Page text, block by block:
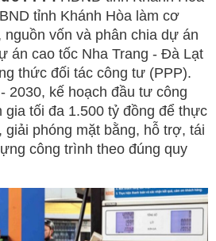
tỉnh Khánh Hòa làm cơ
nguồn vốn và phân chia dự án
án cao tốc Nha Trang - Đà Lạt
thức đối tác công tư (PPP).
2030, kế hoạch đầu tư công
gia tối đa 1.500 tỷ đồng để thực
phóng mặt bằng, hỗ trợ, tái
công trình theo đúng quy